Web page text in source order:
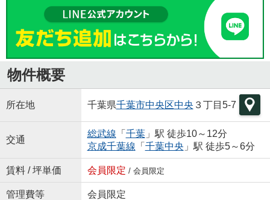
物件概要
所在地 千葉県千葉市中央区中央 ３丁目5-7
交通
総武線 「 千葉」駅 徒歩10～12分
京成千葉線 「 千葉中央 」駅 徒歩5～6分
賃料 / 坪単価 会員限定 / 会員限定
管理費等 会員限定